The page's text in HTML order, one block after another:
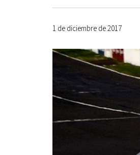
1 de diciembre de 2017